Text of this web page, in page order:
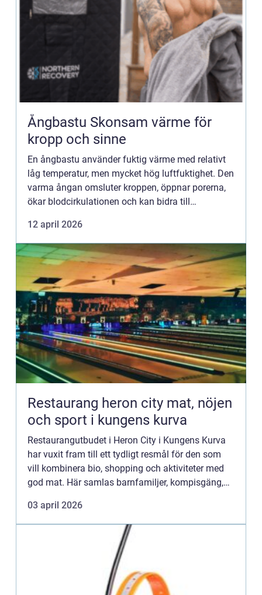
Ångbastu Skonsam värme för
kropp och sinne
En ångbastu använder fuktig värme med relativt
låg temperatur, men mycket hög luftfuktighet. Den
varma ångan omsluter kroppen, öppnar porerna,
ökar blodcirkulationen och kan bidra till
lätthet i både muskler...
12 april 2026
Restaurang heron city mat, nöjen
och sport i kungens kurva
Restaurangutbudet i Heron City i Kungens Kurva
har vuxit fram till ett tydligt resmål för den som
vill kombinera bio, shopping och aktiviteter med
god mat. Här samlas barnfamiljer, kompisgäng,
plats en ...
03 april 2026